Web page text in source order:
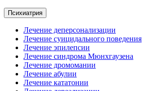
Психиатрия
Лечение деперсонализации
Лечение суицидального поведения
Лечение эпилепсии
Лечение синдрома Мюнхгаузена
Лечение дромомании
Лечение абулии
Лечение кататонии